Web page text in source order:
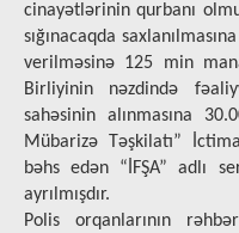
cinayətlərinin qurbanı
sığınacaqda
verilməsinə 125 min
Birliyinin nəzdində
sahəsinin alınmasına
Mübarizə Təşkilatı”
bəhs edən “İFŞA” adlı
ayrılmışdır.
Polis orqanlarının